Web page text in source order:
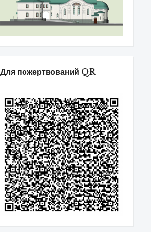
Для пожертвований QR